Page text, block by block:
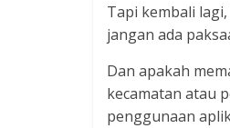
Tapi kembali
jangan ada
Dan apakah
kecamatan atau
penggunaan